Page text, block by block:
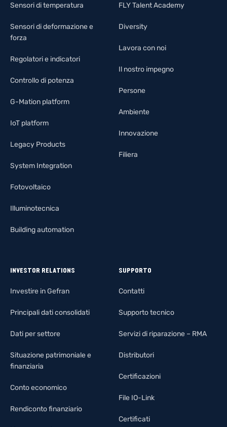
Sensori di temperatura
Sensori di deformazione e
forza
Regolatori e indicatori
Controllo di potenza
G-Mation platform
IoT platform
Legacy Products
System Integration
Fotovoltaico
Illuminotecnica
Building automation
FLY Talent Academy
Diversity
Lavora con noi
Il nostro impegno
Persone
Ambiente
Innovazione
Filiera
INVESTOR RELATIONS
Investire in Gefran
Principali dati consolidati
Dati per settore
Situazione patrimoniale e
finanziaria
Conto economico
Rendiconto finanziario
SUPPORTO
Contatti
Supporto tecnico
Servizi di riparazione – RMA
Distributori
Certificazioni
File IO-Link
Certificati